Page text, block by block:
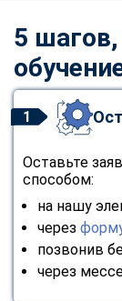
5
1
Оставьте
способом:
на нашу
через
позвонив
через